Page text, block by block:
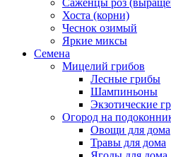
Саженцы роз
Хоста (корни)
Чеснок озимый
Яркие миксы
Семена
Мицелий грибов
Лесные грибы
Шампиньоны
Экзотические
Огород на
Овощи для дома
Травы для дома